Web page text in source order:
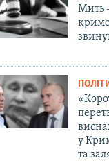
Мить
у
та